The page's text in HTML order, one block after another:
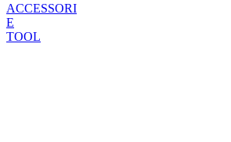
ACCESSORI
E
TOOL